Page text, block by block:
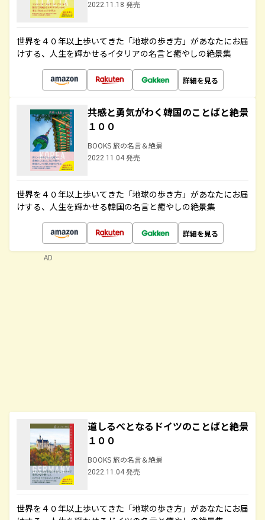
2022.11.18 発売
世界を４０年以上歩いてきた「地球の歩き方」があなたにお届
けする、人生を輝かせるイタリアの名言と癒やしの絶景集
詳細を見る
共感と勇気がわく韓国のことばと絶景
１００
BOOKS 旅の名言＆絶景
2022.11.04 発売
世界を４０年以上歩いてきた「地球の歩き方」があなたにお届
けする、人生を輝かせる韓国の名言と癒やしの絶景集
詳細を見る
道しるべとなるドイツのことばと絶景
１００
BOOKS 旅の名言＆絶景
2022.11.04 発売
世界を４０年以上歩いてきた「地球の歩き方」があなたにお届
AD